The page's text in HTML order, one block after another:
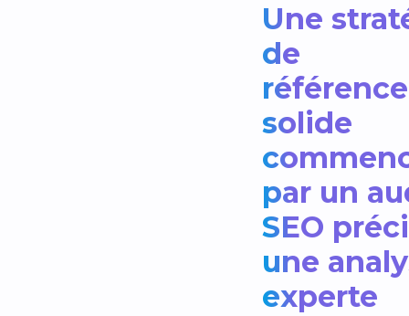
Une
de
solide
par un
SEO
une
experte